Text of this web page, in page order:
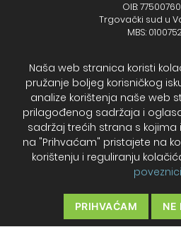
OIB:
Trgovački sud u
MBS:
+385 (48) 733
Zagrebačka
IBAN -
Temeljni kapital:
Cookies – Kolačići
Naša web stranica koristi
pružanje boljeg korisničkog
analize korištenja naše web
prilagođenog sadržaja i
sadržaj trećih strana s
na "Prihvaćam" pristajete na
korištenju i reguliranju
poveznici
PRIHVAĆAM NE